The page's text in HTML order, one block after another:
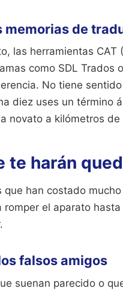
memorias de
las herramientas
como SDL Trados
No tiene
diez uses un término
novato a kilómetros de
te harán
que han costado
romper el aparato
falsos amigos
suenan parecido o